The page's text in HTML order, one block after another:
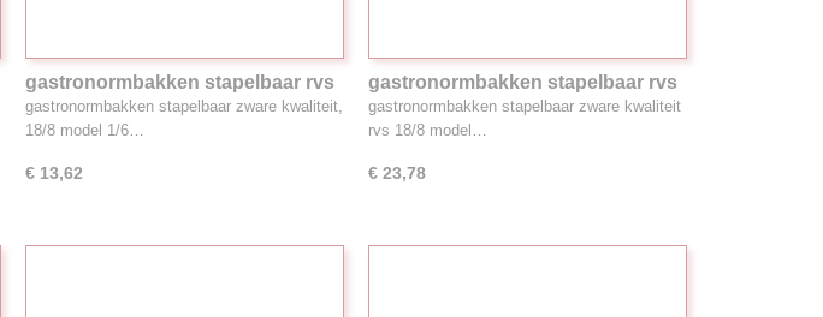
gastronormbakken stapelbaar rvs
18/8, 2.2L 1/6GN
gastronormbakken stapelbaar zware kwaliteit,
18/8 model 1/6…
€ 13,62
gastronormbakken stapelbaar rvs
18/8, 2.9L 1/6GN
gastronormbakken stapelbaar zware kwaliteit
rvs 18/8 model…
€ 23,78